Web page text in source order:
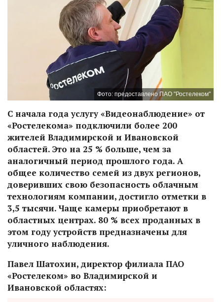
Фото: предоставлено ПАО "Ростелеком"
С начала года услугу «Видеонаблюдение» от
«Ростелекома» подключили более 200
жителей Владимирской и Ивановской
областей. Это на 25 % больше, чем за
аналогичный период прошлого года. А
общее количество семей из двух регионов,
доверивших свою безопасность облачным
технологиям компании, достигло отметки в
3,5 тысячи. Чаще камеры приобретают в
областных центрах. 80 % всех проданных в
этом году устройств предназначены для
уличного наблюдения.
Павел Шатохин, директор филиала ПАО
«Ростелеком» во Владимирской и
Ивановской областях: